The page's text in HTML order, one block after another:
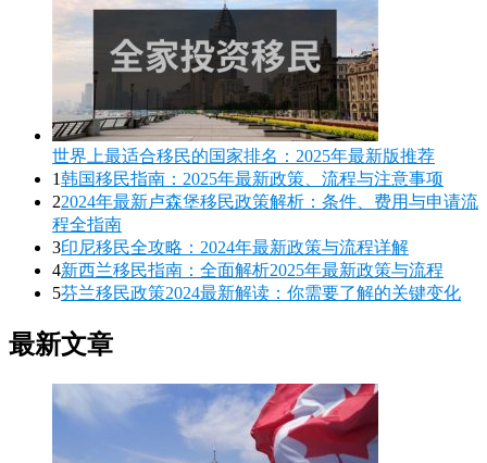
世界上最适合移民的国家排名：2025年最新版推荐
1韩国移民指南：2025年最新政策、流程与注意事项
22024年最新卢森堡移民政策解析：条件、费用与申请流
程全指南
3印尼移民全攻略：2024年最新政策与流程详解
4新西兰移民指南：全面解析2025年最新政策与流程
5芬兰移民政策2024最新解读：你需要了解的关键变化
最新文章